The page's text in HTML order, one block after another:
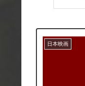
日本映画